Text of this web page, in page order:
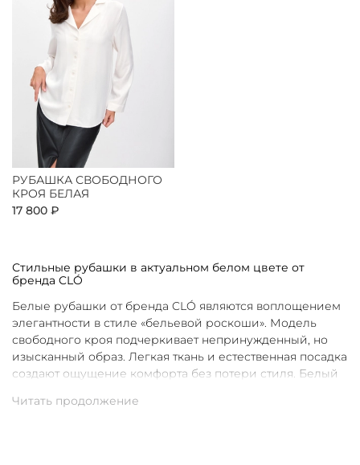
РУБАШКА СВОБОДНОГО
КРОЯ БЕЛАЯ
17 800 ₽
Стильные рубашки в актуальном белом цвете от
бренда CLÓ
Белые рубашки от бренда CLÓ являются воплощением
элегантности в стиле «бельевой роскоши». Модель
свободного кроя подчеркивает непринужденный, но
изысканный образ. Легкая ткань и естественная посадка
создают ощущение комфорта без потери стиля. Белый
чистоты и универсальности. Такая рубашка легко